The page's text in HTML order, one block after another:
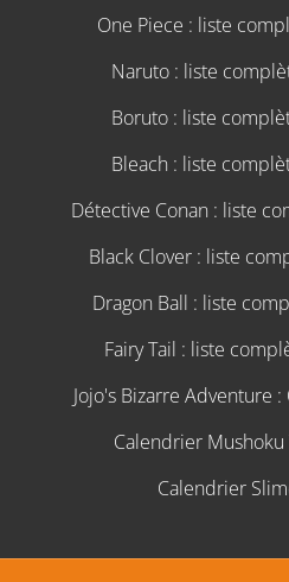
One Piece : liste
Naruto : liste
Boruto : liste
Bleach : liste
Détective Conan : liste
Black Clover : liste
Dragon Ball : liste
Fairy Tail : liste
Jojo's Bizarre Adventure
Calendrier Mushoku
Calendrier